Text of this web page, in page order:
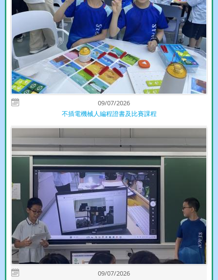
09/07/2026
不插電機械人編程證書及比賽課程
09/07/2026